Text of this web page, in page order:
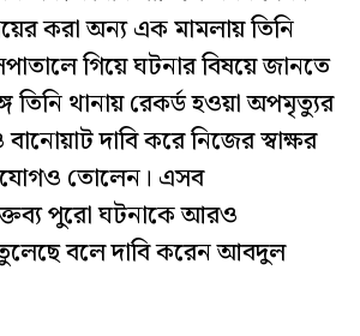
করা অন্য এক মামলায় তিনি
গিয়ে ঘটনার বিষয়ে জানতে
তিনি থানায় রেকর্ড হওয়া অপমৃত্যুর
দাবি করে নিজের স্বাক্ষর
তোলেন। এসব
পুরো ঘটনাকে আরও
বলে দাবি করেন আবদুল